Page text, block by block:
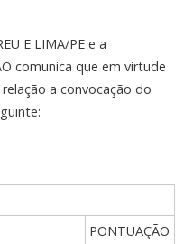
E LIMA/PE e a
comunica que em virtude
a convocação do
PONTUAÇÃO